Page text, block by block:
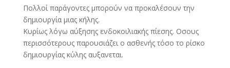
Πολλοί παράγοντες μπορούν να προκαλέσουν την
δημιουργία μιας κήλης.
Κυρίως λόγω αύξησης ενδοκοιλιακής πίεσης. Οσους
περισσότερους παρουσιάζει ο ασθενής τόσο το ρίσκο
δημιουργίας κύλης αυξανεται.